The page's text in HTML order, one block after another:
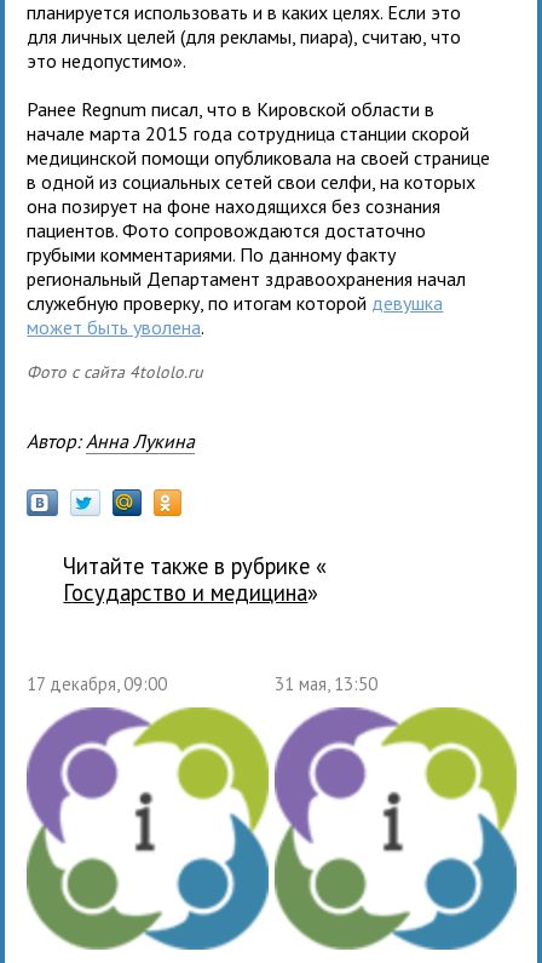
планируется использовать и в каких целях. Если это
для личных целей (для рекламы, пиара), считаю, что
это недопустимо».
Ранее Regnum писал, что в Кировской области в
начале марта 2015 года сотрудница станции скорой
медицинской помощи опубликовала на своей странице
в одной из социальных сетей свои селфи, на которых
она позирует на фоне находящихся без сознания
пациентов. Фото сопровождаются достаточно
грубыми комментариями. По данному факту
региональный Департамент здравоохранения начал
служебную проверку, по итогам которой девушка
может быть уволена.
Фото с сайта 4tololo.ru
Автор: Анна Лукина
Читайте также в рубрике «
государство и медицина»
17 декабря, 09:00 31 мая, 13:50